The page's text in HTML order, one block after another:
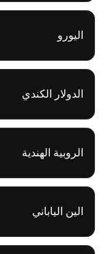
اليورو
الدولار الكندي
الروبية الهندية
الين الياباني